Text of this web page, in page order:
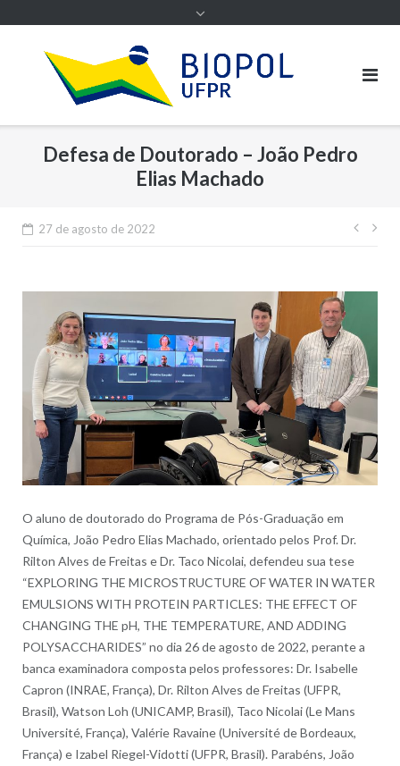
Defesa de Doutorado – João Pedro
Elias Machado
27 de agosto de 2022
O aluno de doutorado do Programa de Pós-Graduação em
Química, João Pedro Elias Machado, orientado pelos Prof. Dr.
Rilton Alves de Freitas e Dr. Taco Nicolai, defendeu sua tese
“EXPLORING THE MICROSTRUCTURE OF WATER IN WATER
EMULSIONS WITH PROTEIN PARTICLES: THE EFFECT OF
CHANGING THE pH, THE TEMPERATURE, AND ADDING
POLYSACCHARIDES” no dia 26 de agosto de 2022, perante a
banca examinadora composta pelos professores: Dr. Isabelle
Capron (INRAE, França), Dr. Rilton Alves de Freitas (UFPR,
Brasil), Watson Loh (UNICAMP, Brasil), Taco Nicolai (Le Mans
Université, França), Valérie Ravaine (Université de Bordeaux,
França) e Izabel Riegel-Vidotti (UFPR, Brasil). Parabéns, João